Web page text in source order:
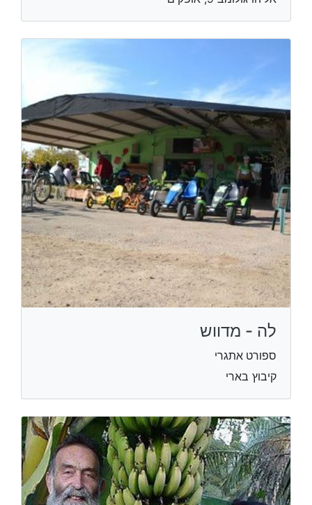
לה - מדווש
ספורט אתגרי
קיבוץ בארי